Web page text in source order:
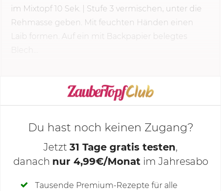
im Mixtopf10 Sek. Stufe 3 vermischen, unter die
Rehmasse geben. Mit feuchten Händen einen
Laib formen. Auf ein mit Backpapier belegtes
KOCHMODUS STARTEN
Deine Notizen
Du hast noch keinen Zugang?
Jetzt 31 Tage gratis testen,
danach nur 4,99€/Monat im Jahresabo
Tausende Premium-Rezepte für alle